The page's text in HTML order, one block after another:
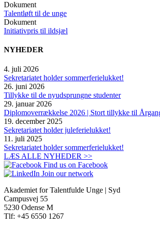
Dokument
Talentløft til de unge
Dokument
Initiativpris til ildsjæl
NYHEDER
4. juli 2026
Sekretariatet holder sommerferielukket!
26. juni 2026
Tillykke til de nyudsprungne studenter
29. januar 2026
Diplomoverrækkelse 2026 | Stort tillykke til
19. december 2025
Sekretariatet holder juleferielukket!
11. juli 2025
Sekretariatet holder sommerferielukket!
LÆS ALLE NYHEDER >>
Find us on Facebook
Join our network
Akademiet for Talentfulde Unge | Syd
Campusvej 55
5230 Odense M
Tlf: +45 6550 1267